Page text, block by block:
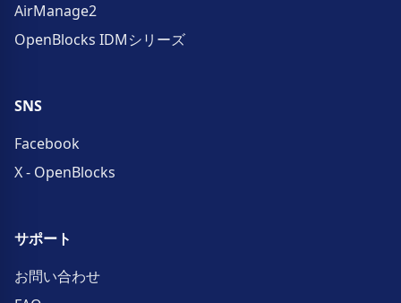
AirManage2
OpenBlocks IDMシリーズ
SNS
Facebook
X - OpenBlocks
サポート
お問い合わせ